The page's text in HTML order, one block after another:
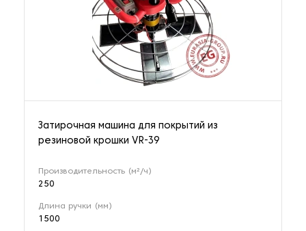
Затирочная машина для покрытий из
резиновой крошки VR-39
Производительность (м²/ч)
250
Длина ручки (мм)
1500